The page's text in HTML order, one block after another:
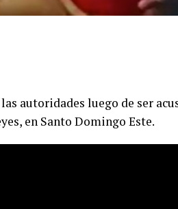
autoridades luego de ser
en Santo Domingo Este.